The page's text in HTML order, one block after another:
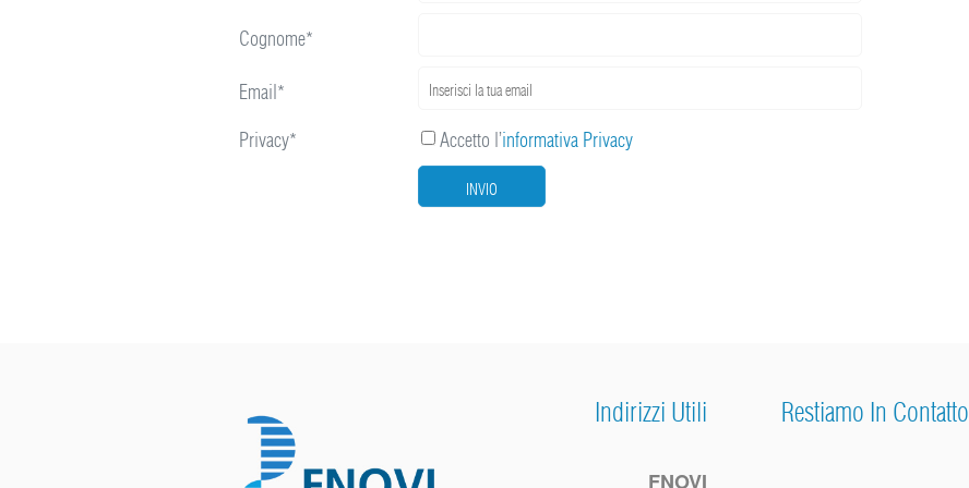
Cognome*
Email*
Privacy*
Accetto l’informativa Privacy
INVIO
Indirizzi Utili
FNOVI
Restiamo In Contatto